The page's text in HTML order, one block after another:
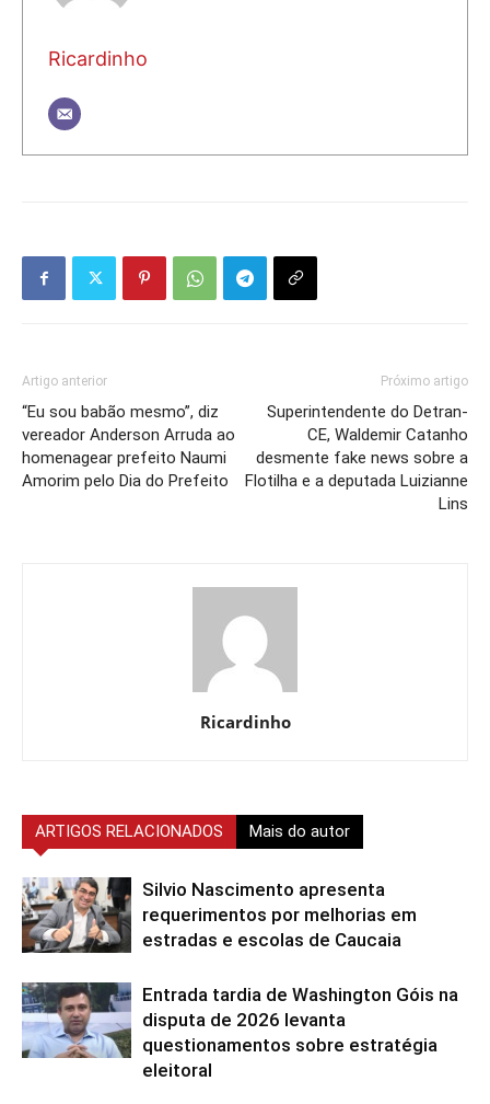
Ricardinho
Artigo anterior
“Eu sou babão mesmo”, diz
vereador Anderson Arruda ao
homenagear prefeito Naumi
Amorim pelo Dia do Prefeito
Próximo artigo
Superintendente do Detran-
CE, Waldemir Catanho
desmente fake news sobre a
Flotilha e a deputada Luizianne
Lins
Ricardinho
ARTIGOS RELACIONADOS Mais do autor
Silvio Nascimento apresenta
requerimentos por melhorias em
estradas e escolas de Caucaia
Entrada tardia de Washington Góis na
disputa de 2026 levanta
questionamentos sobre estratégia
eleitoral